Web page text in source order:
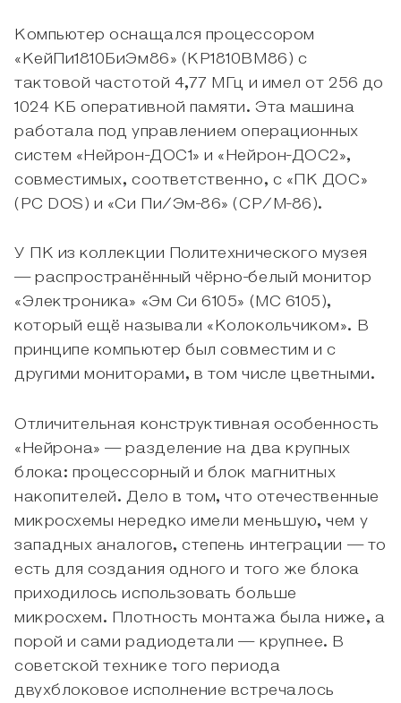
Компьютер оснащался процессором
«КейПи1810БиЭм86» (КР1810ВМ86) с
тактовой частотой 4,77 МГц и имел от 256 до
1024 КБ оперативной памяти. Эта машина
работала под управлением операционных
систем «Нейрон-ДОС1» и «Нейрон-ДОС2»,
совместимых, соответственно, с «ПК ДОС»
(PC DOS) и «Си Пи/Эм-86» (СР/М-86).
У ПК из коллекции Политехнического музея
— распространённый чёрно-белый монитор
«Электроника» «Эм Си 6105» (МС 6105),
который ещё называли «Колокольчиком». В
принципе компьютер был совместим и с
другими мониторами, в том числе цветными.
Отличительная конструктивная особенность
«Нейрона» — разделение на два крупных
блока: процессорный и блок магнитных
накопителей. Дело в том, что отечественные
микросхемы нередко имели меньшую, чем у
западных аналогов, степень интеграции — то
есть для создания одного и того же блока
приходилось использовать больше
микросхем. Плотность монтажа была ниже, а
порой и сами радиодетали — крупнее. В
советской технике того периода
двухблоковое исполнение встречалось